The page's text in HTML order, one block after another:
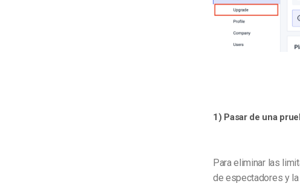
1) Pasar de una
Para eliminar las
de espectadores y